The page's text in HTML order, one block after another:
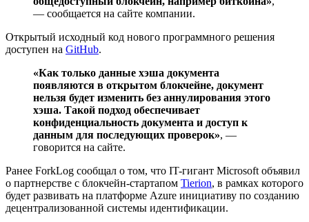
— сообщается на сайте компании.
Открытый исходный код нового программного решения
доступен на GitHub.
«Как только данные хэша документа
появляются в открытом блокчейне, документ
нельзя будет изменить без аннулирования этого
хэша. Такой подход обеспечивает
конфиденциальность документа и доступ к
данным для последующих проверок», —
говорится на сайте.
Ранее ForkLog сообщал о том, что IT-гигант Microsoft объявил
о партнерстве с блокчейн-стартапом Tierion, в рамках которого
будет развивать на платформе Azure инициативу по созданию
децентрализованной системы идентификации.